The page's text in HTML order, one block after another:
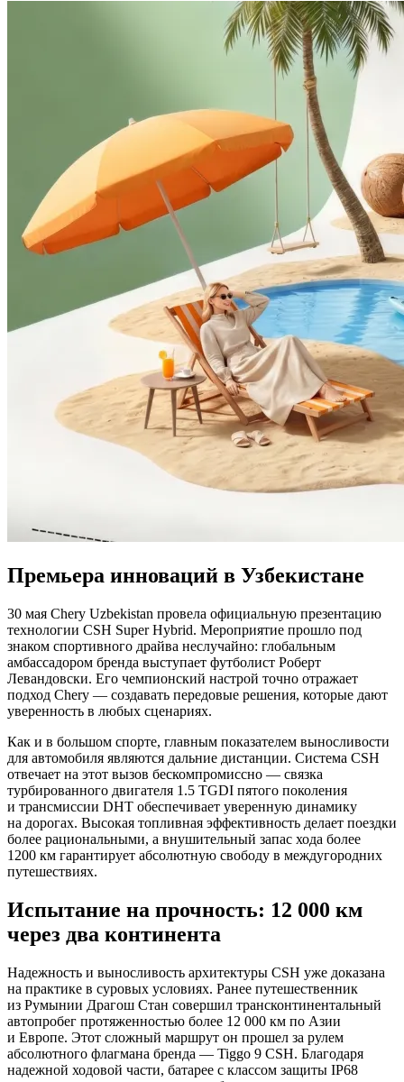
Премьера инноваций в Узбекистане
30 мая Chery Uzbekistan провела официальную презентацию
технологии CSH Super Hybrid. Мероприятие прошло под
знаком спортивного драйва неслучайно: глобальным
амбассадором бренда выступает футболист Роберт
Левандовски. Его чемпионский настрой точно отражает
подход Chery — создавать передовые решения, которые дают
уверенность в любых сценариях.
Как и в большом спорте, главным показателем выносливости
для автомобиля являются дальние дистанции. Система CSH
отвечает на этот вызов бескомпромиссно — связка
турбированного двигателя 1.5 TGDI пятого поколения
и трансмиссии DHT обеспечивает уверенную динамику
на дорогах. Высокая топливная эффективность делает поездки
более рациональными, а внушительный запас хода более
1200 км гарантирует абсолютную свободу в междугородних
путешествиях.
Испытание на прочность: 12 000 км
через два континента
Надежность и выносливость архитектуры CSH уже доказана
на практике в суровых условиях. Ранее путешественник
из Румынии Драгош Стан совершил трансконтинентальный
автопробег протяженностью более 12 000 км по Азии
и Европе. Этот сложный маршрут он прошел за рулем
абсолютного флагмана бренда — Tiggo 9 CSH. Благодаря
надежной ходовой части, батарее с классом защиты IP68